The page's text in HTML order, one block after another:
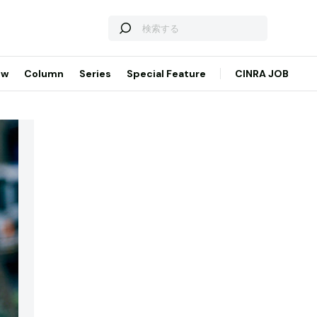
Column Series Special Feature CINRA JOB